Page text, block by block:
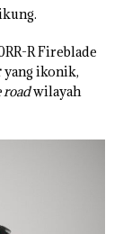
R Fireblade
yang ikonik,
roadwilayah